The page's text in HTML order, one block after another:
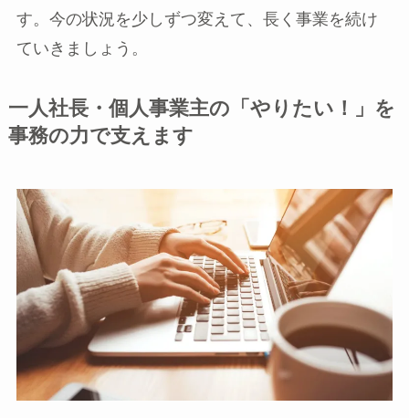
す。今の状況を少しずつ変えて、長く事業を続け
ていきましょう。
一人社長・個人事業主の「やりたい！」を
事務の力で支えます